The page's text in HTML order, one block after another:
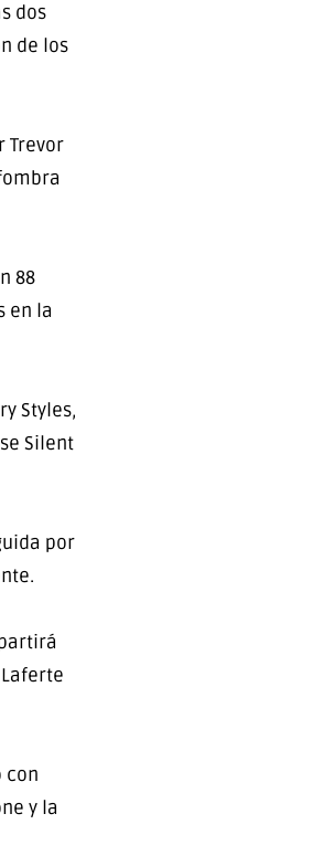
dos
de los
Trevor
88
en la
Styles,
Silent
por
con
y la